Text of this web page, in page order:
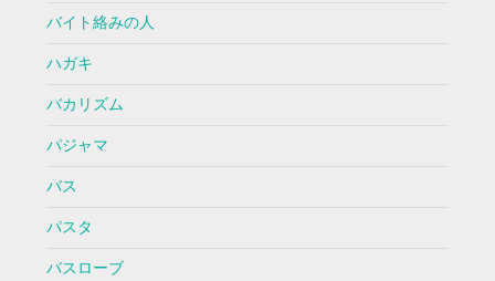
バイト絡みの人
ハガキ
バカリズム
パジャマ
バス
パスタ
バスローブ